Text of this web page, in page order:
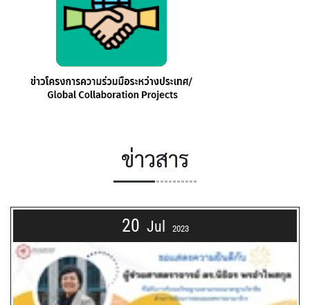
ข่าวสาร
20 Jul 2023